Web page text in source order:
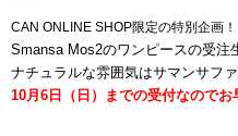
CAN ONLINE SHOP限定の特別企画！
Smansa Mos2のワンピースの受注
ナチュラルな雰囲気はサマンサフ
10月6日（日）までの受付なのでお